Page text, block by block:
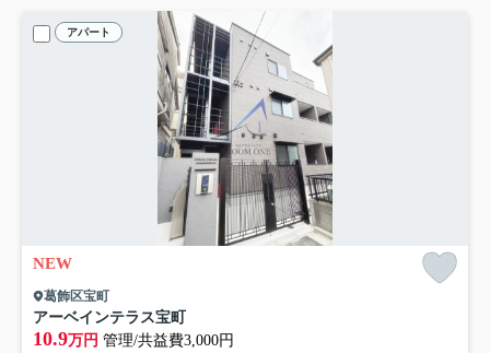
アパート
NEW
葛飾区宝町
アーベインテラス宝町
10.9万円 管理/共益費3,000円